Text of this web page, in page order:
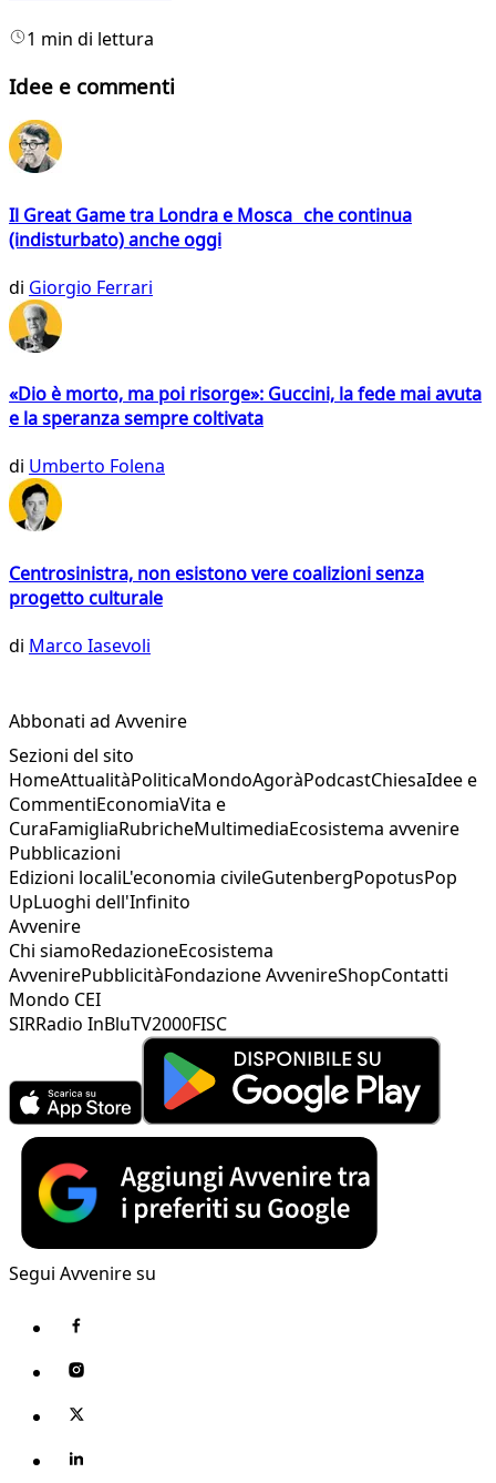
1 min di lettura
Idee e commenti
Il Great Game tra Londra e Mosca che continua
(indisturbato) anche oggi
di Giorgio Ferrari
«Dio è morto, ma poi risorge»: Guccini, la fede mai avuta
e la speranza sempre coltivata
di Umberto Folena
Centrosinistra, non esistono vere coalizioni senza
progetto culturale
di Marco Iasevoli
Abbonati ad Avvenire
Sezioni del sito
HomeAttualitàPoliticaMondoAgoràPodcastChiesaIdee e
CommentiEconomiaVita e
CuraFamigliaRubricheMultimediaEcosistema avvenire
Pubblicazioni
Edizioni localiL'economia civileGutenbergPopotusPop
UpLuoghi dell'Infinito
Avvenire
Chi siamoRedazioneEcosistema
AvvenirePubblicitàFondazione AvvenireShopContatti
Mondo CEI
SIRRadio InBluTV2000FISC
Segui Avvenire su